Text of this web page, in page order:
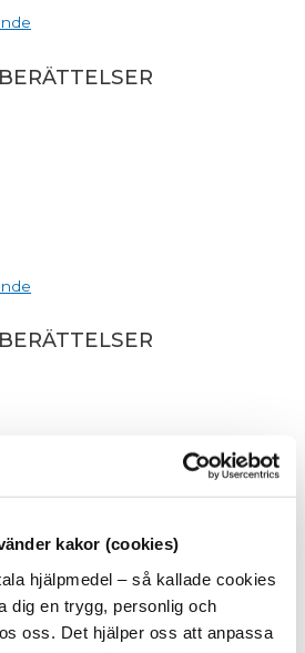
kakor (cookies)
hjälpmedel – så kallade cookies
dig en trygg, personlig och
oss. Det hjälper oss att anpassa
i hela mitt liv.